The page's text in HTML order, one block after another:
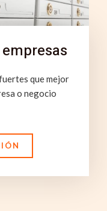
que mejor
o negocio